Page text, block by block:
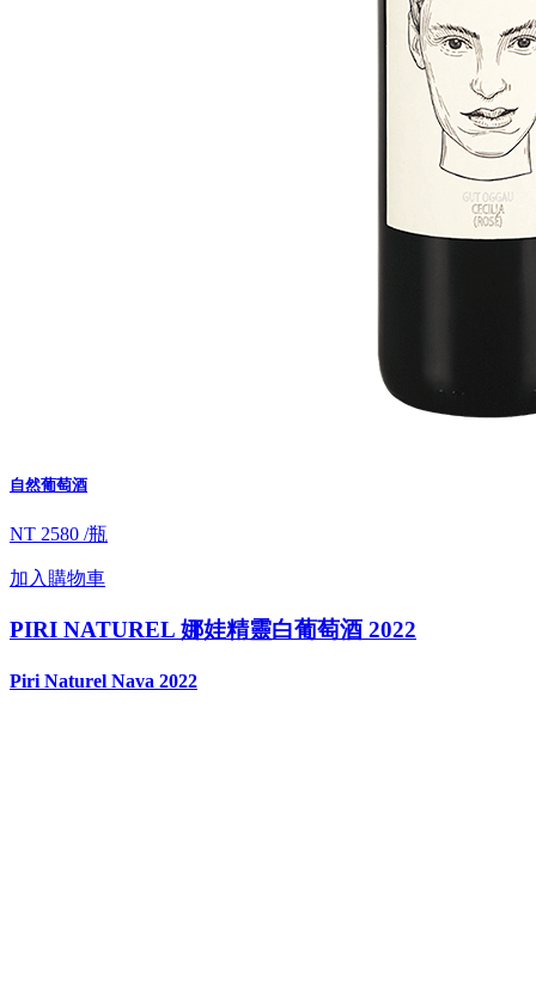
自然葡萄酒
NT 2580 /瓶
加入購物車
PIRI NATUREL 娜娃精靈白葡萄酒 2022
Piri Naturel Nava 2022